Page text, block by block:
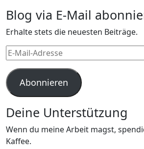
Blog via E-Mail
Erhalte stets die neuesten Beiträge.
E-
Mail-
Adresse
Abonnieren
Deine Unterstützung
Wenn du meine Arbeit magst,
Kaffee.